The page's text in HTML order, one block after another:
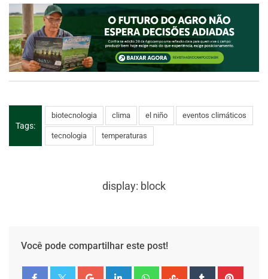
Tags:
biotecnologia clima el niño eventos climáticos
tecnologia temperaturas
display: block
Você pode compartilhar este post!